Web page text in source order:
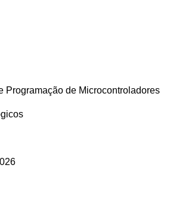
Programação de Microcontroladores